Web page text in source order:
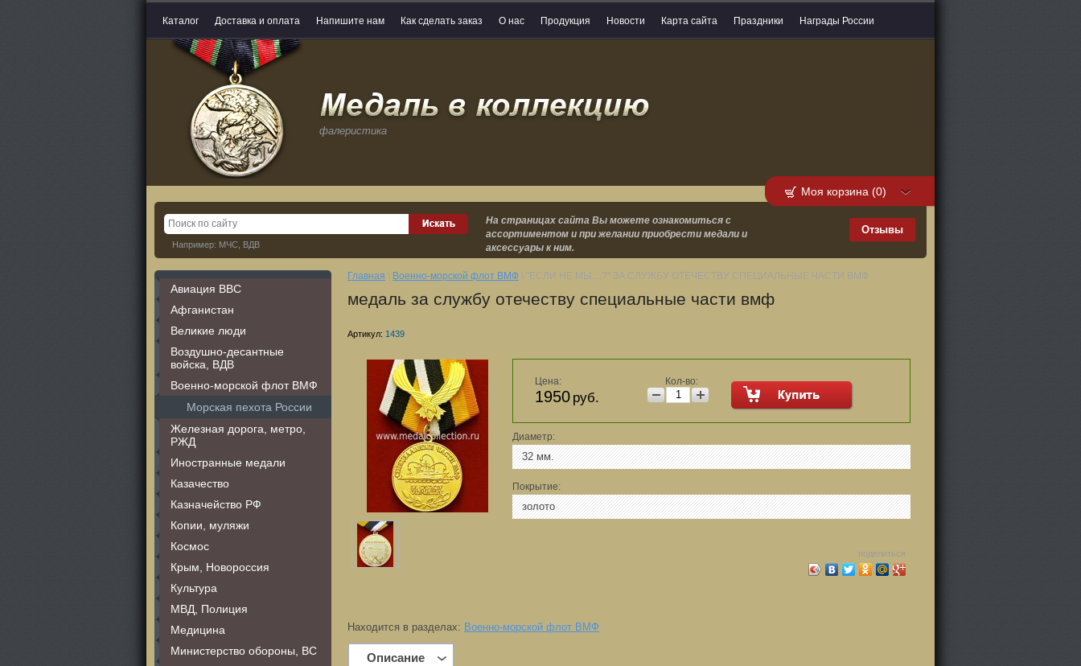
Каталог Доставка и оплата Напишите нам Как сделать заказ О нас Продукция Новости Карта сайта Праздники Награды России
фалеристика
Моя корзина (0)
Например: МЧС, ВДВ
На страницах сайта Вы можете ознакомиться с
ассортиментом и при желании приобрести медали и
аксессуары к ним.
Отзывы
Авиация ВВС
Афганистан
Великие люди
Воздушно-десантные
войска, ВДВ
Военно-морской флот ВМФ
Морская пехота России
Железная дорога, метро,
РЖД
Иностранные медали
Казачество
Казначейство РФ
Копии, муляжи
Космос
Крым, Новороссия
Культура
МВД, Полиция
Медицина
Министерство обороны, ВС
Главная \ Военно-морской флот ВМФ \ "ЕСЛИ НЕ МЫ....?" ЗА СЛУЖБУ ОТЕЧЕСТВУ СПЕЦИАЛЬНЫЕ ЧАСТИ ВМФ
медаль за службу отечеству специальные части вмф
Артикул: 1439
Цена:
1950 руб.
Кол-во:
Диаметр:
32 мм.
Покрытие:
золото
поделиться
Находится в разделах: Военно-морской флот ВМФ
Описание